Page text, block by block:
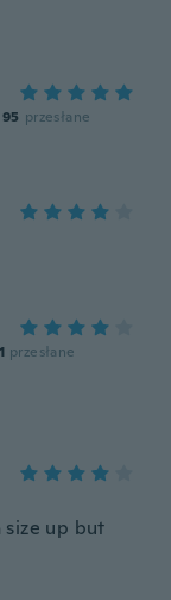
95 przesłane
1 przesłane
up but